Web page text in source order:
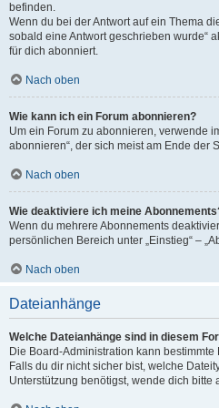
befinden.
Wenn du bei der Antwort auf ein Thema
sobald eine Antwort geschrieben wurde“
für dich abonniert.
Nach oben
Wie kann ich ein Forum abonnieren?
Um ein Forum zu abonnieren, verwende
abonnieren“, der sich meist am Ende der
Nach oben
Wie deaktiviere ich meine
Wenn du mehrere Abonnements
persönlichen Bereich unter „Einstieg“ –
Nach oben
Dateianhänge
Welche Dateianhänge sind in diesem
Die Board-Administration kann
Falls du dir nicht sicher bist, welche
Unterstützung benötigst, wende dich bitte